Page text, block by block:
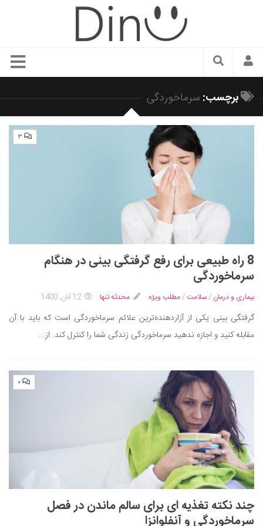
سبک زندگی
زیبایی و آرایش
شیک پوشی
دکوراسیون و چیدمان
رستوران گردی
آشپزی
سفر و گردشگری
ایران گردی
جهان گردی
موفقیت و مهارت‌های فردی
تغذیه سالم
بهداشت
بیماری و درمان
کودک و مادر
ورزش و تندرستی
روانشناسی
مراکز پزشکی و دارویی
فرهنگ و هنر
برچسب: سرماخوردگی
۳
8 راه طبیعی برای رفع گرفتگی‌ بینی در هنگام
سرماخوردگی
بیماری و درمان /سلامت /مطلب ویژه محدثه تنها 12 آبان, 1400
گرفتگی‌ بینی یکی از آزاردهنده‌ترین علائم سرماخوردگی است که باید با آن
مقابله کنید و اجازه ندهید سرما‌خوردگی زندگی شما را کنترل کند. از...
۰
چند نکته تغذیه ای برای سالم ماندن در فصل
سرماخوردگی و آنفلوانزا